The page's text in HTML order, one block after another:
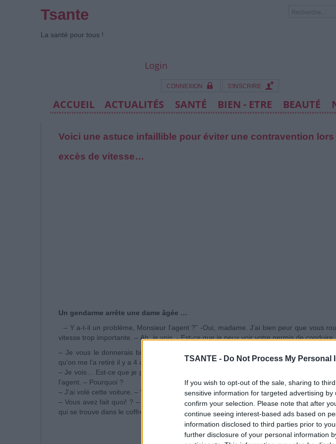
TSANTE - Do Not Process My Personal
If you wish to opt-out of the sale, sharing to
sensitive information for targeted advertising
confirm your selection. Please note that after
continue seeing interest-based ads based on
information disclosed to third parties prior to
further disclosure of your personal information
Tsante
La santé pour tous !
Login
CONNEXION S'INSCRIRE
ACCUEIL ACTUALITÉS SANTÉ BIEN - ETRE BEAUTÉ
Voici une astuce infaillible pour éviter une contravention lors
excès de vitesse…
Un gendarme arrête une dame âgée …
– Y a-t-il un problème, Monsieur l’agent ?” -Oui, madame. J’ai bien peur que vous
vitesse trop importante. – Ah, je vois. - Est-ce que je peux voir votre permis de
– Je vous le donnerais bien, mais je n’en ai pas. – Vous n’en avez pas ? – Non.
qu’on me l’a retiré il y a 4 ans pour conduite en état d’ivresse.
– Je vois… Est-ce que je peux voir la carte grise du véhicule ? – Je n’en ai pas non plus
l’agent. – Pourquoi ?
– J’ai volé cette voiture. – Vous l’avez volée ? – Oui et j’ai tué le propriétaire monsieur
– Vous avez fait quoi! ? – Les parties du corps sont dans des sachets en plastique
qui se trouve dans le coffre, si vous voulez les voir…